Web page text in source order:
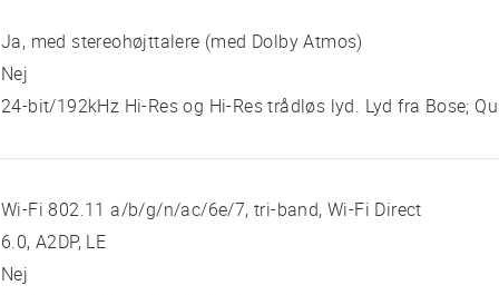
Ja, med stereohøjttalere (med Dolby Atmos)
Nej
24-bit/192kHz Hi-Res og Hi-Res trådløs lyd. Lyd fra Bose;
Wi-Fi 802.11 a/b/g/n/ac/6e/7, tri-band, Wi-Fi Direct
6.0, A2DP, LE
Nej